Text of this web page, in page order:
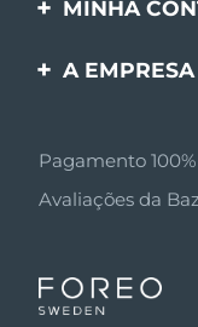
MINHA
Registro de
A EMPRESA
Afiliados
Notícias de
Parceiro
Pagamento
Avaliações da